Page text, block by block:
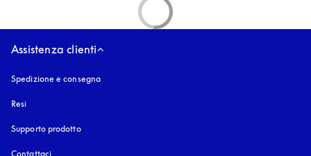
Assistenza clienti
Spedizione e consegna
Resi
Supporto prodotto
Contattaci